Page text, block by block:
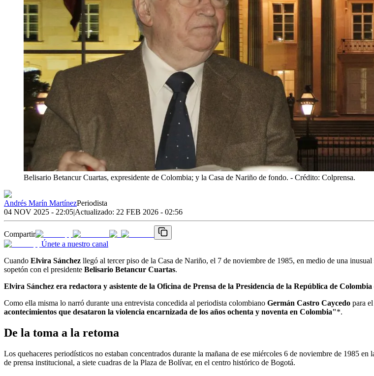
Belisario Betancur Cuartas, expresidente de Colombia; y la Casa de Nariño de fondo. - Crédito: Colprensa.
Andrés Marín MartínezPeriodista
04 NOV 2025 - 22:05|Actualizado: 22 FEB 2026 - 02:56
Compartir
Únete a nuestro canal
Cuando Elvira Sánchez llegó al tercer piso de la Casa de Nariño, el 7 de noviembre de 1985, en medio de una
sopetón con el presidente Belisario Betancur Cuartas.
Elvira Sánchez era redactora y asistente de la Oficina de Prensa de la Presidencia de la República de
Como ella misma lo narró durante una entrevista concedida al periodista colombiano Germán Castro Caycedo para
acontecimientos que desataron la violencia encarnizada de los años ochenta y noventa en Colombia"*.
De la toma a la retoma
Los quehaceres periodísticos no estaban concentrados durante la mañana de ese miércoles 6 de noviembre de 1985
de prensa institucional, a siete cuadras de la Plaza de Bolívar, en el centro histórico de Bogotá.